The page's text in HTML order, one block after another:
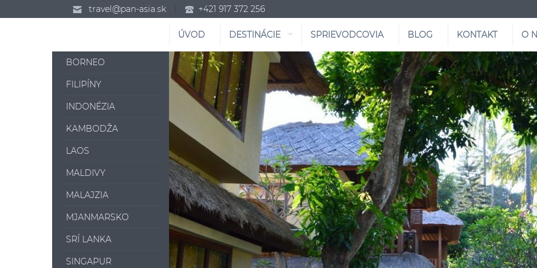
travel@pan-asia.sk +421 917 372 256
ÚVOD DESTINÁCIE SPRIEVODCOVIA BLOG KONTAKT O
BORNEO
FILIPÍNY
INDONÉZIA
KAMBODŽA
LAOS
MALDIVY
MALAJZIA
MJANMARSKO
SRÍ LANKA
SINGAPUR